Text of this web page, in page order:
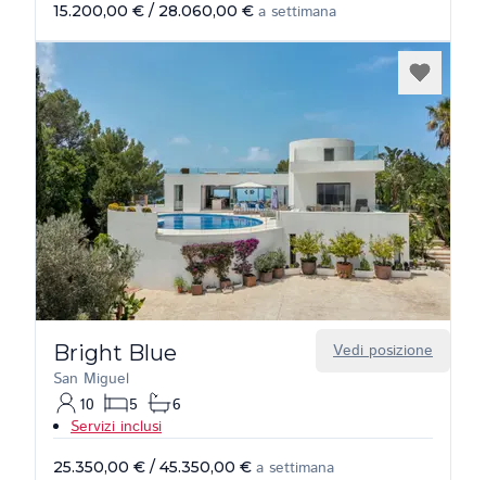
15.200,00 € / 28.060,00 € a settimana
Vedi posizione
Bright Blue
San Miguel
10
5
6
Servizi inclusi
25.350,00 € / 45.350,00 € a settimana